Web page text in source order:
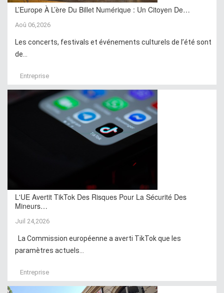
L’Europe À L’ère Du Billet Numérique : Un Citoyen De…
Aoû 06,2026
Les concerts, festivals et événements culturels de l’été sont
de...
Entreprise
L'UE Avertit TikTok Des Risques Pour La Sécurité Des
Mineurs…
Juil 24,2026
La Commission européenne a averti TikTok que les
paramètres actuels...
Entreprise